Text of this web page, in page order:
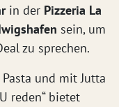
in der Pizzeria La
sein, um
zu sprechen.
und mit Jutta
reden“ bietet